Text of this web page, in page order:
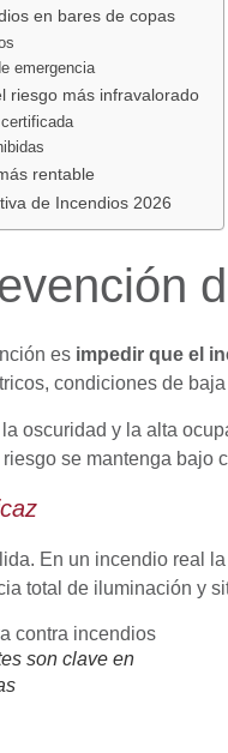
en bares de copas
emergencia
riesgo más infravalorado
rentable
de Incendios 2026
es impedir que el
condiciones de
oscuridad y la alta
se mantenga bajo
En un incendio real
total de iluminación y
son clave en